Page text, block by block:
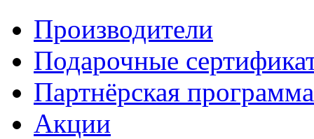
Производители
Подарочные
Партнёрская программа
Акции